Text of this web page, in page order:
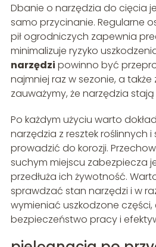
Dbanie o narzędzia do cięcia
samo przycinanie. Regularne
pił ogrodniczych zapewnia
minimalizuje ryzyko
narzędzi powinno być
najmniej raz w sezonie, a
zauważymy, że narzędzia
Po każdym użyciu warto
narzędzia z resztek roślinnych
prowadzić do korozji.
suchym miejscu zabezpiecza
przedłuża ich żywotność.
sprawdzać stan narzędzi i w
wymieniać uszkodzone
bezpieczeństwo pracy i